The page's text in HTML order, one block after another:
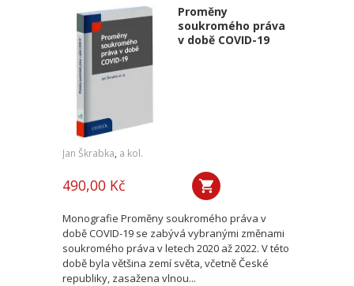
Proměny
soukromého práva
v době COVID-19
Jan Škrabka, a kol.
490,00 Kč
Monografie Proměny soukromého práva v
době COVID-19 se zabývá vybranými změnami
soukromého práva v letech 2020 až 2022. V této
době byla většina zemí světa, včetně České
republiky, zasažena vlnou...